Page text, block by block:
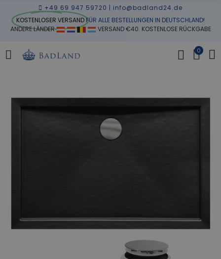
+49 69 947 59720 | info@badland24.de
KOSTENLOSER VERSANDFÜR ALLE BESTELLUNGEN IN DEUTSCHLAND!
ANDERE LÄNDER
VERSAND €40. KOSTENLOSE RÜCKGABE
0